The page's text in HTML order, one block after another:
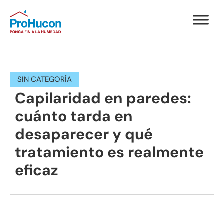
SIN CATEGORÍA
Capilaridad en paredes:
cuánto tarda en
desaparecer y qué
tratamiento es realmente
eficaz